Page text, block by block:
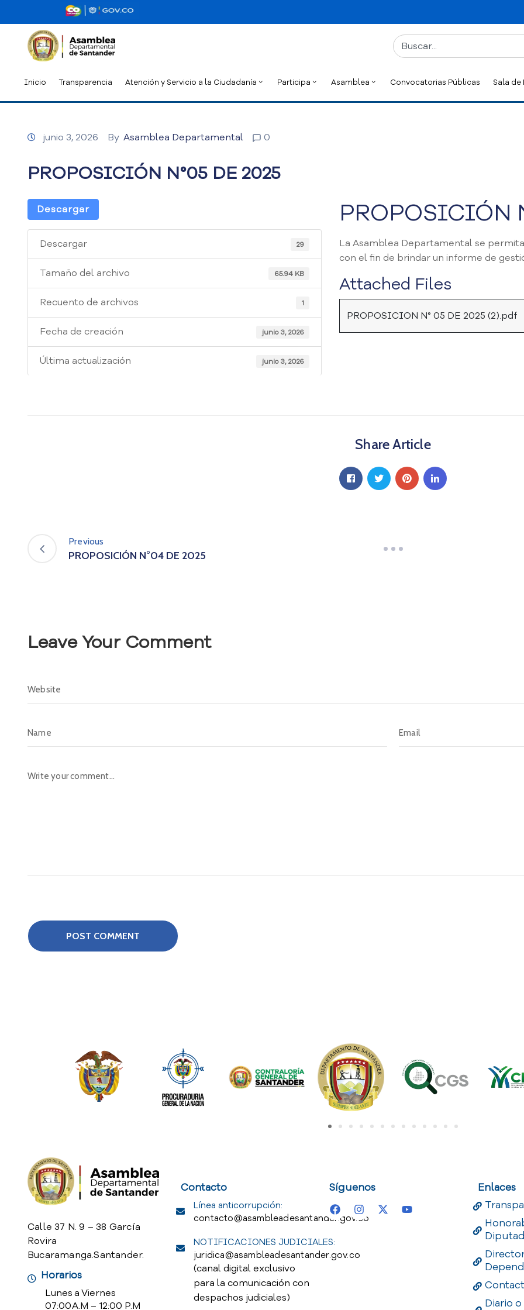
Inicio Transparencia Atención y Servicio a la Ciudadanía Participa Asamblea Convocatorias Públicas Sala de
junio 3, 2026 By Asamblea Departamental 0
PROPOSICIÓN N°05 DE 2025
Descargar
Descargar 29
Tamaño del archivo 65.94 KB
Recuento de archivos 1
Fecha de creación junio 3, 2026
Última actualización junio 3, 2026
PROPOSICIÓN
La Asamblea Departamental se
con el fin de brindar un informe de
Attached Files
PROPOSICION N° 05 DE 2025 (2).pdf
Share Article
Previous
PROPOSICIÓN N°04 DE 2025
Leave Your Comment
Calle 37 N. 9 – 38 García
Rovira
Bucaramanga.Santander.
Horarios
Lunes a Viernes
07:00 A.M – 12:00 P.M
Contacto
Línea anticorrupción:
contacto@asambleadesantander.gov.co
NOTIFICACIONES JUDICIALES:
juridica@asambleadesantander.gov.co
(canal digital exclusivo
para la comunicación con
despachos judiciales)
Síguenos
Enlaces
Diario